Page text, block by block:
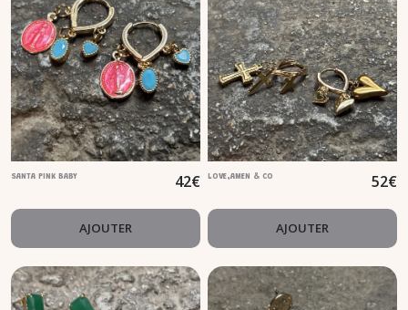
SANTA PINK BABY 42€
AJOUTER
LOVE,AMEN & CO 52€
AJOUTER